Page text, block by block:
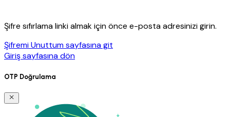
Şifre sıfırlama linki almak için önce e-posta adresinizi girin.
Şifremi Unuttum sayfasına git
Giriş sayfasına dön
OTP Doğrulama